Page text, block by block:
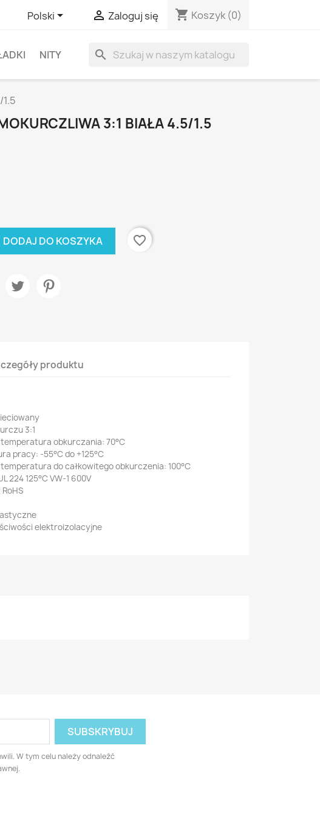
Polski  Zaloguj się shopping_cart Koszyk (0)
NITY search
3:1 BIAŁA 4.5/1.5
DODAJ DO KOSZYKA favorite_border
produktu
3:1
obkurczania: 70°C
pracy: -55°C do +125°C
do całkowitego obkurczenia: 100°C
224 125°C VW-1 600V
elektroizolacyjne
W tym celu należy odnaleźć